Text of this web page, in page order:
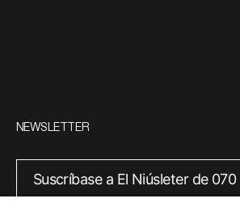
NEWSLETTER